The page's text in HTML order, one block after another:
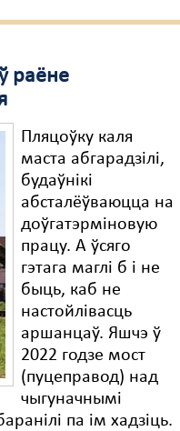
раёне
Пляцоўку каля
маста абгарадзілі,
будаўнікі
абсталёўваюцца на
доўгатэрміновую
працу. А ўсяго
гэтага маглі б і не
быць, каб не
настойлівасць
аршанцаў. Яшчэ ў
2022 годзе мост
(пуцеправод) над
чыгуначнымі
па ім хадзіць.